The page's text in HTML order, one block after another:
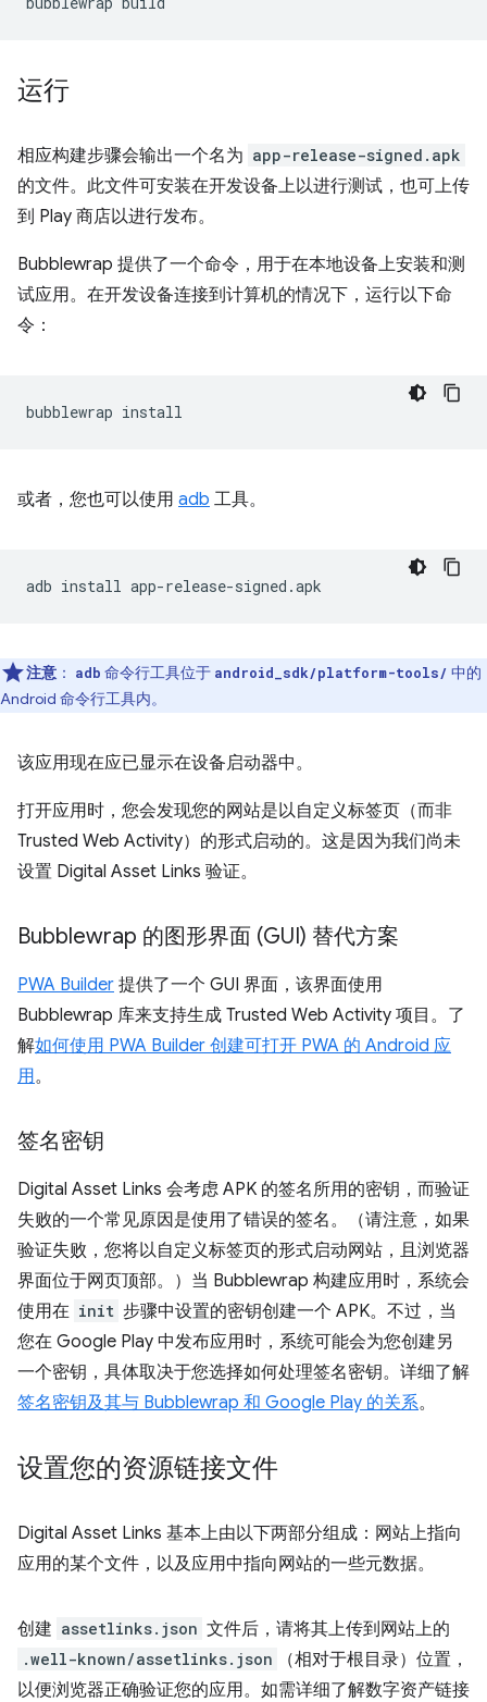
运行
相应构建步骤会输出一个名为 app-release-signed.apk
的文件。此文件可安装在开发设备上以进行测试，也可上传
到 Play 商店以进行发布。
Bubblewrap 提供了一个命令，用于在本地设备上安装和测
试应用。在开发设备连接到计算机的情况下，运行以下命
令：
bubblewrap
或者，您也可以使用 adb 工具。
adb install
注意 ： adb 命令行工具位于 android_sdk/platform-tools/ 中的
Android 命令行工具内。
该应用现在应已显示在设备启动器中。
打开应用时，您会发现您的网站是以自定义标签页（而非
Trusted Web Activity）的形式启动的。这是因为我们尚未
设置 Digital Asset Links 验证。
Bubblewrap 的图形界面 (GUI) 替代方案
PWA Builder 提供了一个 GUI 界面，该界面使用
Bubblewrap 库来支持生成 Trusted Web Activity 项目。了
解如何使用 PWA Builder 创建可打开 PWA 的 Android 应
用。
签名密钥
Digital Asset Links 会考虑 APK 的签名所用的密钥，而验证
失败的一个常见原因是使用了错误的签名。（请注意，如果
验证失败，您将以自定义标签页的形式启动网站，且浏览器
界面位于网页顶部。）当 Bubblewrap 构建应用时，系统会
使用在 init 步骤中设置的密钥创建一个 APK。不过，当
您在 Google Play 中发布应用时，系统可能会为您创建另
一个密钥，具体取决于您选择如何处理签名密钥。详细了解
签名密钥及其与 Bubblewrap 和 Google Play 的关系。
设置您的资源链接文件
Digital Asset Links 基本上由以下两部分组成：网站上指向
应用的某个文件，以及应用中指向网站的一些元数据。
创建 assetlinks.json 文件后，请将其上传到网站上的
.well-known/assetlinks.json
（相对于根目录）位置，
以便浏览器正确验证您的应用。如需详细了解数字资产链接